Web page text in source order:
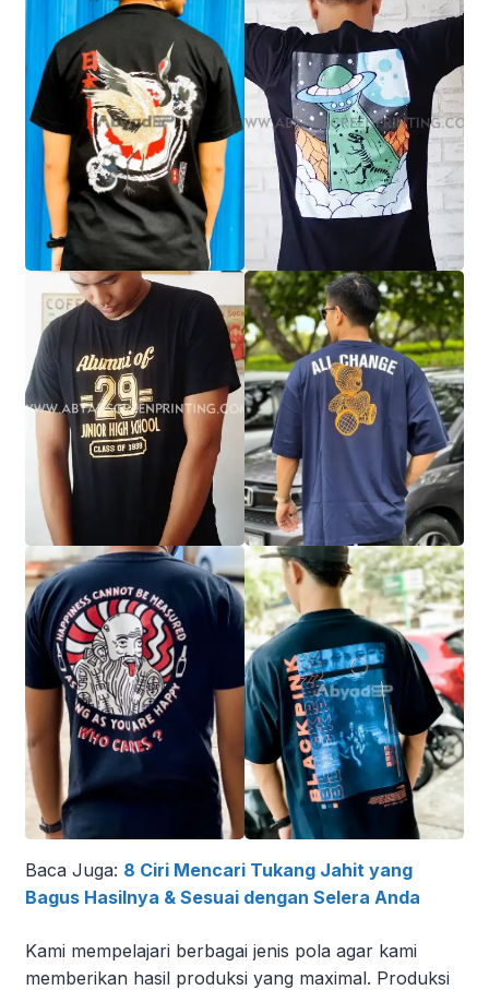
Baca Juga: 8 Ciri Mencari Tukang Jahit yang
Bagus Hasilnya & Sesuai dengan Selera Anda
Kami mempelajari berbagai jenis pola agar kami
memberikan hasil produksi yang maximal. Produksi